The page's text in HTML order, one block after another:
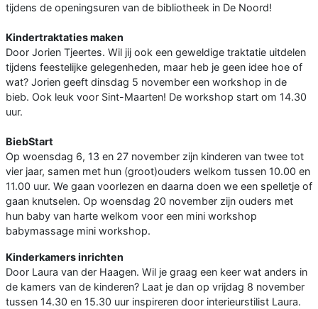
tijdens de openingsuren van de bibliotheek in De Noord!
Kindertraktaties maken
Door Jorien Tjeertes. Wil jij ook een geweldige traktatie uitdelen
tijdens feestelijke gelegenheden, maar heb je geen idee hoe of
wat? Jorien geeft dinsdag 5 november een workshop in de
bieb. Ook leuk voor Sint-Maarten! De workshop start om 14.30
uur.
BiebStart
Op woensdag 6, 13 en 27 november zijn kinderen van twee tot
vier jaar, samen met hun (groot)ouders welkom tussen 10.00 en
11.00 uur. We gaan voorlezen en daarna doen we een spelletje of
gaan knutselen. Op woensdag 20 november zijn ouders met
hun baby van harte welkom voor een mini workshop
babymassage mini workshop.
Kinderkamers inrichten
Door Laura van der Haagen. Wil je graag een keer wat anders in
de kamers van de kinderen? Laat je dan op vrijdag 8 november
tussen 14.30 en 15.30 uur inspireren door interieurstilist Laura.